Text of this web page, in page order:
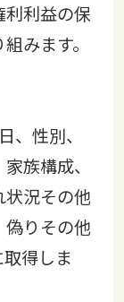
利益の保
みます。
、性別、
族構成、
状況その他
偽りその他
得しま